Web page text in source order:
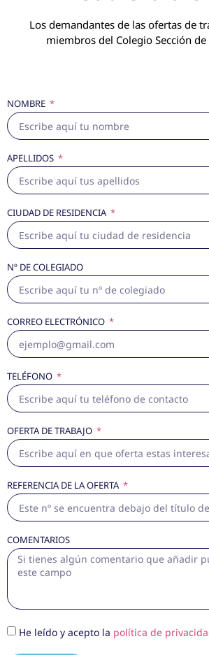
Los demandantes de las ofertas de
miembros del Colegio Sección de
NOMBRE
APELLIDOS
CIUDAD DE RESIDENCIA
Nº DE COLEGIADO
CORREO ELECTRÓNICO
TELÉFONO
OFERTA DE TRABAJO
REFERENCIA DE LA OFERTA
COMENTARIOS
He leído y acepto la política de